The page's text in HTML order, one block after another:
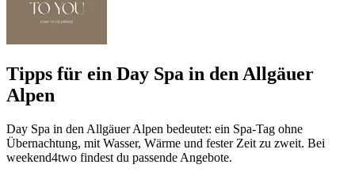
Tipps für ein Day Spa in den Allgäuer
Alpen
Day Spa in den Allgäuer Alpen bedeutet: ein Spa-Tag ohne
Übernachtung, mit Wasser, Wärme und fester Zeit zu zweit. Bei
weekend4two findest du passende Angebote.